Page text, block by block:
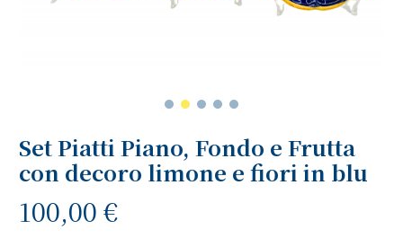
Set Piatti Piano, Fondo e Frutta
con decoro limone e fiori in blu
100,00 €